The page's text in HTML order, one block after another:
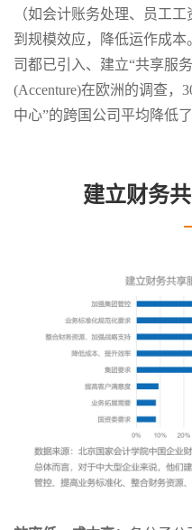
（如会计账务处理、员工
到规模效应，降低运作成本
司都已引入、建立“共享服
(Accenture)在欧洲的调查，
中心”的跨国公司平均降低
建立财务